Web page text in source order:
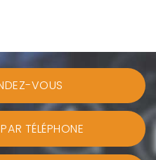
VOUS
TÉLÉPHONE